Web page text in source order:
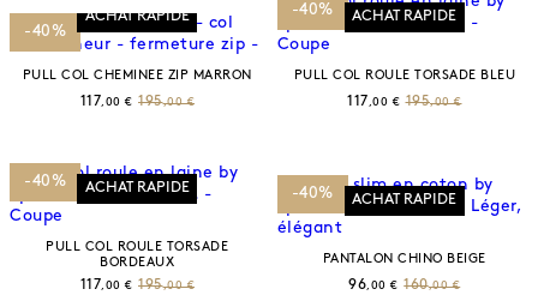
-40%
ACHAT RAPIDE
PULL COL CHEMINEE ZIP MARRON
117,00 € 195,00 €
-40% ACHAT RAPIDE
PULL COL ROULE TORSADE BLEU
117 ,00 € 195,00 €
-40% ACHAT RAPIDE
PULL COL ROULE TORSADE
BORDEAUX
117,00 € 195,00 €
-40% ACHAT RAPIDE
PANTALON CHINO BEIGE
96,00 € 160,00 €